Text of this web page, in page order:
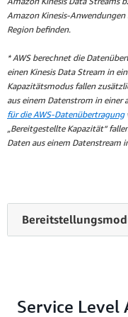
Amazon Kinesis-
Region befinden.
* AWS berechnet die
einen Kinesis Data Stream in
Kapazitätsmodus fallen
aus einem Datenstrom in einer
für die AWS-Datenübertragung
„Bereitgestellte Kapazität“
Daten aus einem Datenstream
Ein Shard ist eine
Service Level